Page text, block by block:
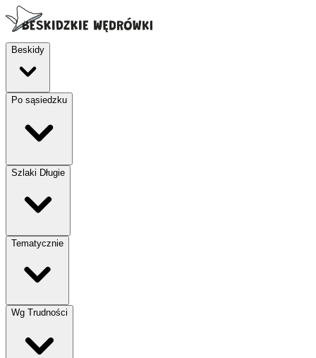
Beskidy
Po sąsiedzku
Szlaki Długie
Tematycznie
Wg Trudności